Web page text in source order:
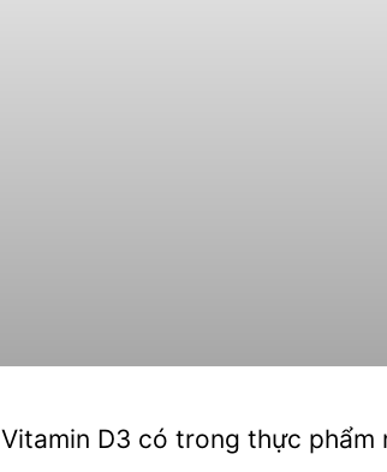
Vitamin D3 có trong thực phẩm